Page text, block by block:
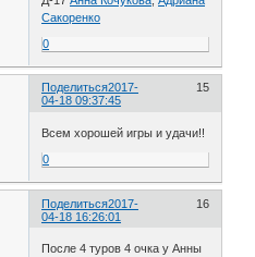
Сакоренко
0
Поделиться 15
2017-
04-18 09:37:45
Всем хорошей игры и удачи!!
0
Поделиться 16
2017-
04-18 16:26:01
После 4 туров 4 очка у Анны